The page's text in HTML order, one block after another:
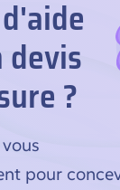
devis
?
pour